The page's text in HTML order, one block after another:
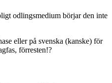
odlingsmedium börjar den inte
eller på svenska (kanske) för
förresten!?